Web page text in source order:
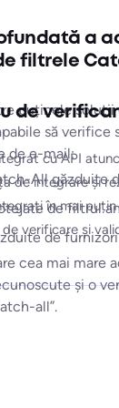
a
filtrele
puținele
să verifice
de e-mail:
All găzduite
de filtrul
de furnizori
cea mai mare
și o
all”.
de
cu API
de integrare și
în mai
verificare și